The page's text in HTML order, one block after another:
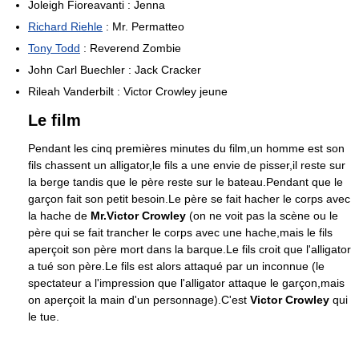
Joleigh Fioreavanti : Jenna
Richard Riehle : Mr. Permatteo
Tony Todd : Reverend Zombie
John Carl Buechler : Jack Cracker
Rileah Vanderbilt : Victor Crowley jeune
Le film
Pendant les cinq premières minutes du film,un homme est son
fils chassent un alligator,le fils a une envie de pisser,il reste sur
la berge tandis que le père reste sur le bateau.Pendant que le
garçon fait son petit besoin.Le père se fait hacher le corps avec
la hache de Mr.Victor Crowley (on ne voit pas la scène ou le
père qui se fait trancher le corps avec une hache,mais le fils
aperçoit son père mort dans la barque.Le fils croit que l'alligator
a tué son père.Le fils est alors attaqué par un inconnue (le
spectateur a l'impression que l'alligator attaque le garçon,mais
on aperçoit la main d'un personnage).C'est Victor Crowley qui
le tue.